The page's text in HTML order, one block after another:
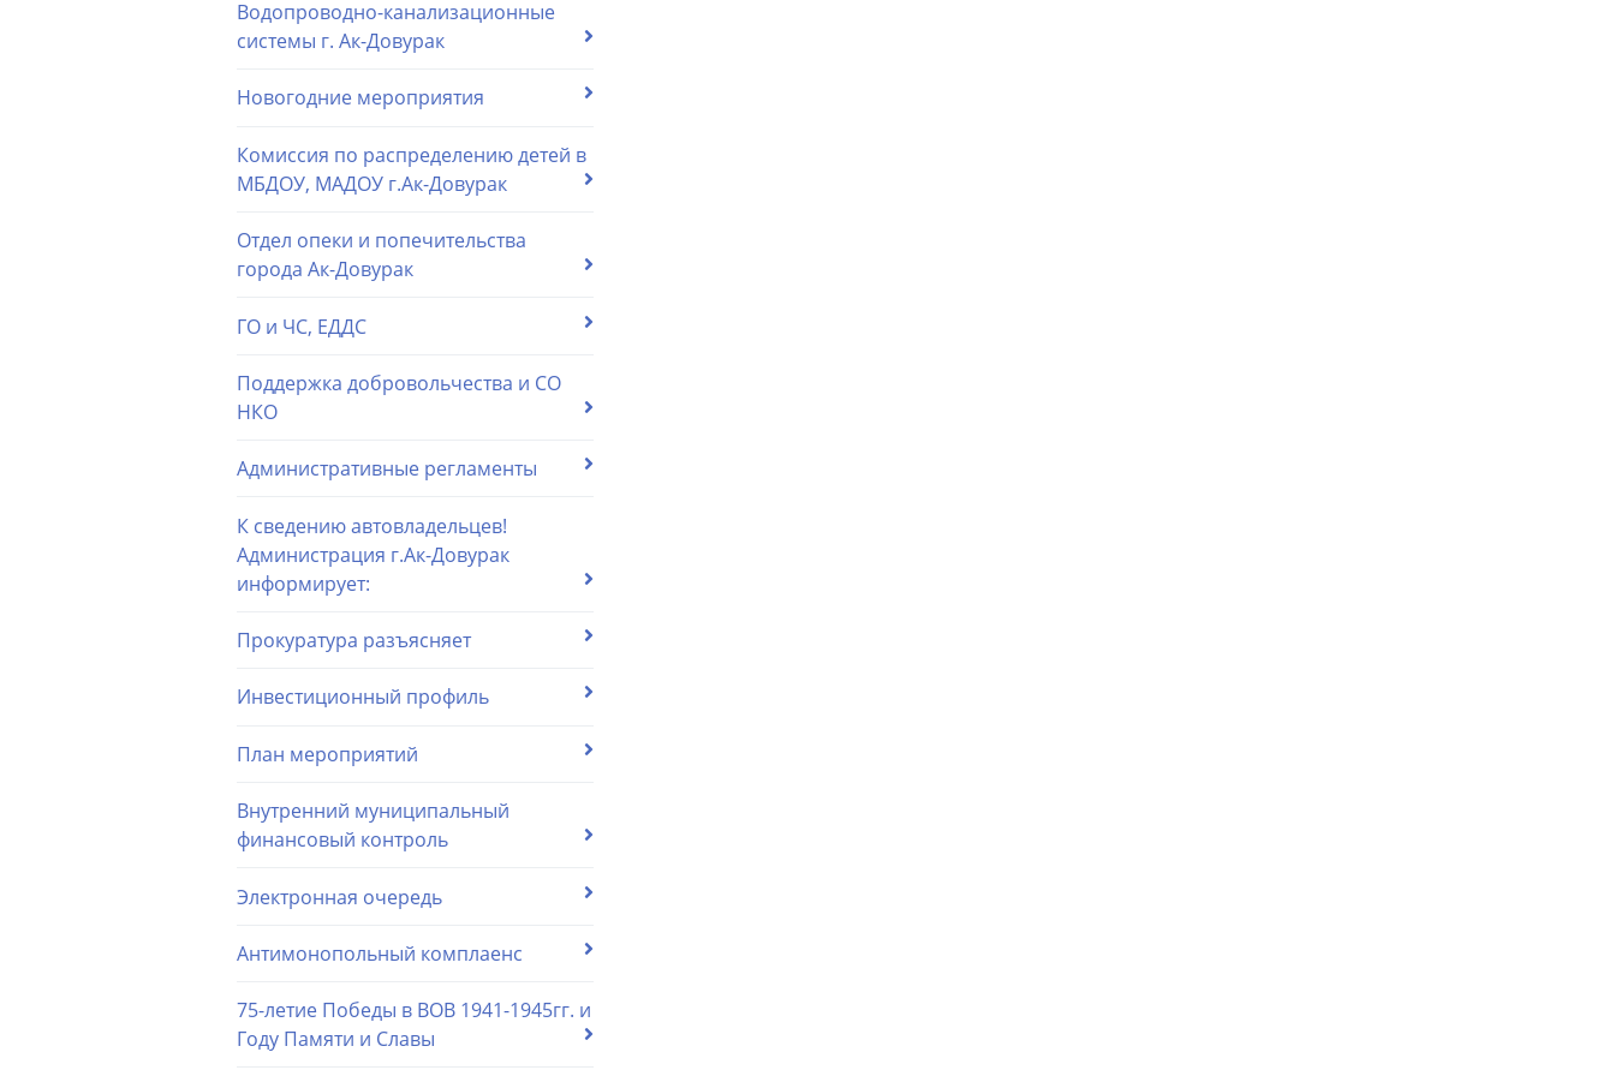
Водопроводно-канализационные
системы г. Ак-Довурак
Новогодние мероприятия
Комиссия по распределению детей в
МБДОУ, МАДОУ г.Ак-Довурак
Отдел опеки и попечительства
города Ак-Довурак
ГО и ЧС, ЕДДС
Поддержка добровольчества и СО
НКО
Административные регламенты
К сведению автовладельцев!
Администрация г.Ак-Довурак
информирует:
Прокуратура разъясняет
Инвестиционный профиль
План мероприятий
Внутренний муниципальный
финансовый контроль
Электронная очередь
Антимонопольный комплаенс
75-летие Победы в ВОВ 1941-1945гг. и
Году Памяти и Славы